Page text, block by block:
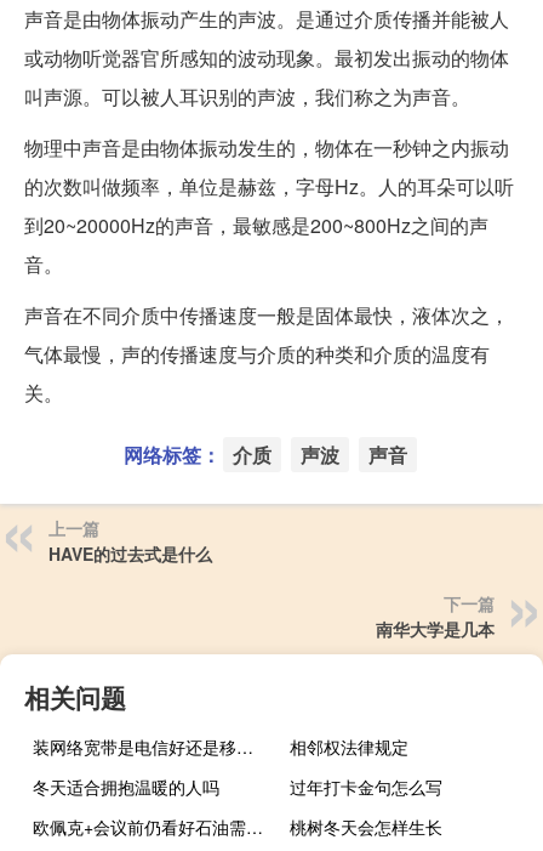
声音是由物体振动产生的声波。是通过介质传播并能被人
或动物听觉器官所感知的波动现象。最初发出振动的物体
叫声源。可以被人耳识别的声波，我们称之为声音。
物理中声音是由物体振动发生的，物体在一秒钟之内振动
的次数叫做频率，单位是赫兹，字母Hz。人的耳朵可以听
到20~20000Hz的声音，最敏感是200~800Hz之间的声
音。
声音在不同介质中传播速度一般是固体最快，液体次之，
气体最慢，声的传播速度与介质的种类和介质的温度有
关。
网络标签： 介质 声波 声音
上一篇
HAVE的过去式是什么
下一篇
南华大学是几本
相关问题
装网络宽带是电信好还是移动好用
相邻权法律规定
冬天适合拥抱温暖的人吗
过年打卡金句怎么写
欧佩克+会议前仍看好石油需求增长前景
桃树冬天会怎样生长